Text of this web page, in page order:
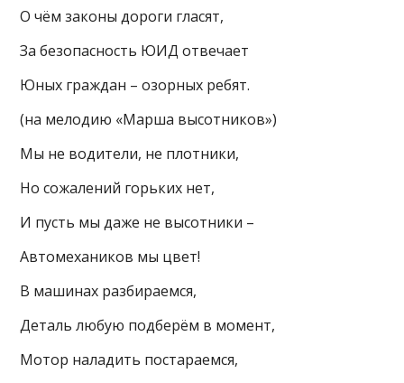
О чём законы дороги гласят,
За безопасность ЮИД отвечает
Юных граждан – озорных ребят.
(на мелодию «Марша высотников»)
Мы не водители, не плотники,
Но сожалений горьких нет,
И пусть мы даже не высотники –
Автомехаников мы цвет!
В машинах разбираемся,
Деталь любую подберём в момент,
Мотор наладить постараемся,